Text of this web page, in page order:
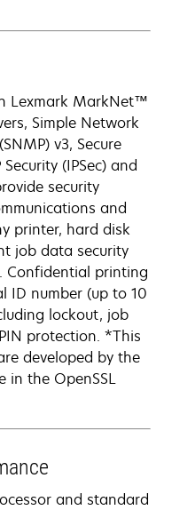
Lexmark MarkNet™
Simple Network
v3, Secure
(IPSec) and
security
and
printer, hard disk
job data security
Confidential printing
ID number (up to 10
lockout, job
protection. *This
developed by the
in the OpenSSL
and standard